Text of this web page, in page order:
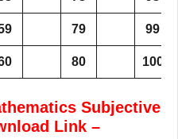
79 99
80 100
Subjective
Link –